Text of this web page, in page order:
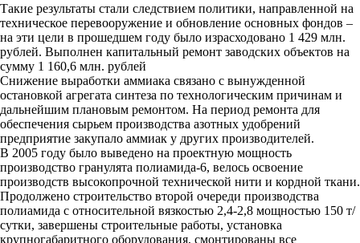
Такие результаты стали следствием политики, направленной на
техническое перевооружение и обновление основных фондов –
на эти цели в прошедшем году было израсходовано 1 429 млн.
рублей. Выполнен капитальный ремонт заводских объектов на
сумму 1 160,6 млн. рублей
Снижение выработки аммиака связано с вынужденной
остановкой агрегата синтеза по технологическим причинам и
дальнейшим плановым ремонтом. На период ремонта для
обеспечения сырьем производства азотных удобрений
предприятие закупало аммиак у других производителей.
В 2005 году было выведено на проектную мощность
производство гранулята полиамида-6, велось освоение
производств высокопрочной технической нити и кордной ткани.
Продолжено строительство второй очереди производства
полиамида с относительной вязкостью 2,4-2,8 мощностью 150 т/
сутки, завершены строительные работы, установка
крупногабаритного оборудования, смонтированы все